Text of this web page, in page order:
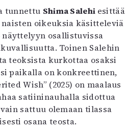
tunnettu Shima Salehi esittää
oikeuksia käsitteleviä
osallistuvissa
Toinen Salehin
teoksista kurkottaa osaksi
paikalla on konkreettinen,
Wish” (2025) on maalaus
satiininauhalla sidottua
sattuu olemaan tilassa
osana teosta.